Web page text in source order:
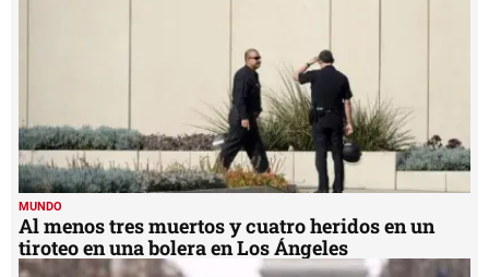
MUNDO
Al menos tres muertos y cuatro heridos en un
tiroteo en una bolera en Los Ángeles